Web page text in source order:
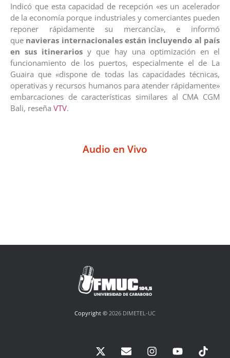
Indicó que esta capacidad de recepción «es un acelerador
de la economía porque industriales y comerciantes pueden
reponer rápidamente su mercancía», e informó
que navieras internacionales están incluyendo al país
en sus itinerarios y que hay una optimización en el
funcionamiento de los puertos, especialmente el de La
Guaira que «dispone de todas las capacidades técnicas,
operativas y recursos humanos para atender rápidamente»
embarcaciones de características similares al CMA CGM
Bali, reseña VTV.
Audio en Vivo
Copyright © 2026 DIMETEL-UC